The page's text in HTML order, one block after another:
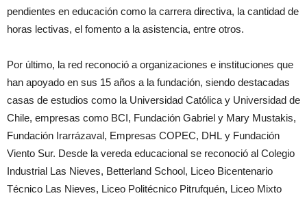
pendientes en educación como la carrera directiva, la cantidad de
horas lectivas, el fomento a la asistencia, entre otros.
Por último, la red reconoció a organizaciones e instituciones que
han apoyado en sus 15 años a la fundación, siendo destacadas
casas de estudios como la Universidad Católica y Universidad de
Chile, empresas como BCI, Fundación Gabriel y Mary Mustakis,
Fundación Irarrázaval, Empresas COPEC, DHL y Fundación
Viento Sur. Desde la vereda educacional se reconoció al Colegio
Industrial Las Nieves, Betterland School, Liceo Bicentenario
Técnico Las Nieves, Liceo Politécnico Pitrufquén, Liceo Mixto